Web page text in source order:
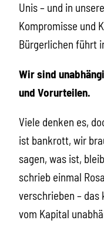
Unis – und in
Kompromisse und
Bürgerlichen führt
Wir sind
und Vorurteilen.
Viele denken es,
ist bankrott, wir
sagen, was ist,
schrieb einmal
verschrieben –
vom Kapital